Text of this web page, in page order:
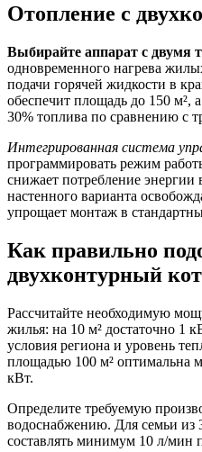
Отопление с
Выбирайте аппарат с двумя
одновременного нагрева
подачи горячей жидкости в
обеспечит площадь до 150
30% топлива по сравнению с
Интегрированная система
программировать режим
снижает потребление энергии
настенного варианта
упрощает монтаж в
Как правильно
двухконтурный
Рассчитайте необходимую
жилья: на 10 м² достаточно 1
условия региона и уровень
площадью 100 м² оптимальна
кВт.
Определите требуемую
водоснабжению. Для семьи из
составлять минимум 10 л/мин